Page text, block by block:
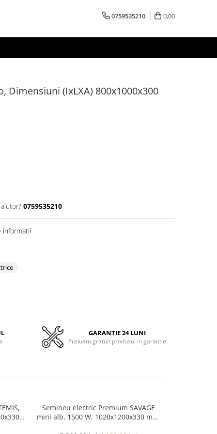
0759535210 0,00
Dimensiuni (IxLXA) 800x1000x300
0759535210
informatii
GARANTIE 24 LUNI
Preluam gratuit produsul in garantie
Semineu electric Premium SAVAGE
mini alb, 1500 W, 1020x1200x330 mm,